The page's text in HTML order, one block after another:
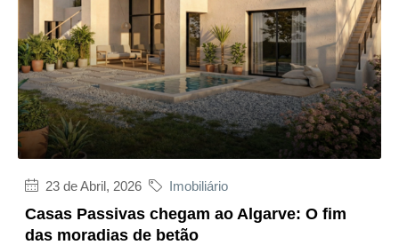
23 de Abril, 2026 Imobiliário
Casas Passivas chegam ao Algarve: O fim
das moradias de betão